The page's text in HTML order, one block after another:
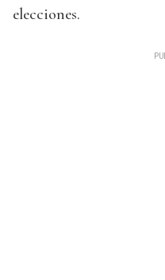
elecciones.